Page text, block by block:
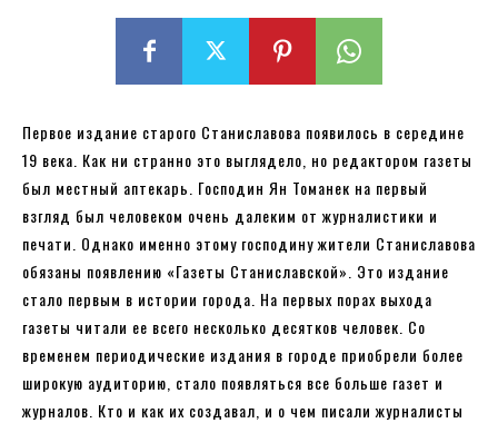
Первое издание старого Станиславова появилось в середине
19 века. Как ни странно это выглядело, но редактором газеты
был местный аптекарь. Господин Ян Томанек на первый
взгляд был человеком очень далеким от журналистики и
печати. Однако именно этому господину жители Станиславова
обязаны появлению «Газеты Станиславской». Это издание
стало первым в истории города. На первых порах выхода
газеты читали ее всего несколько десятков человек. Со
временем периодические издания в городе приобрели более
широкую аудиторию, стало появляться все больше газет и
журналов. Кто и как их создавал, и о чем писали журналисты